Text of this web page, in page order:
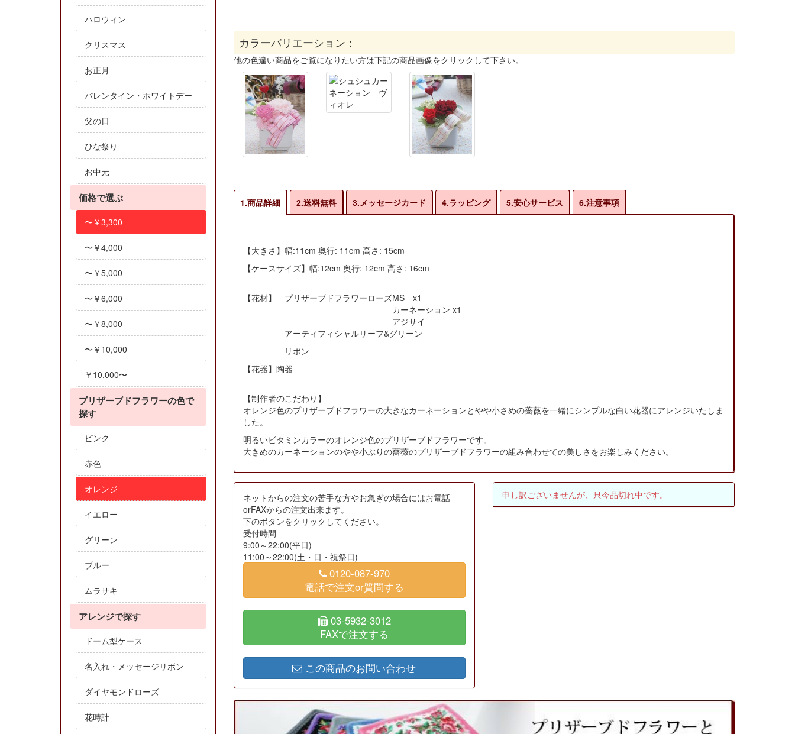
カラーバリエーション：
他の色違い商品をご覧になりたい方は下記の商品画像をクリックして下さい。
1.商品詳細 2.送料無料 3.メッセージカード 4.ラッピング 5.安心サービス 6.注意事項
【大きさ】幅:11cm 奥行: 11cm 高さ: 15cm
【ケースサイズ】幅:12cm 奥行: 12cm 高さ: 16cm
【花材】 プリザーブドフラワーローズMS x1
カーネーション x1
アジサイ
アーティフィシャルリーフ&グリーン
リボン
【花器】陶器
【制作者のこだわり】
オレンジ色のプリザーブドフラワーの大きなカーネーションとやや小さめの薔薇を一緒にシンプルな白い花器にアレンジいたしま
した。
明るいビタミンカラーのオレンジ色のプリザーブドフラワーです。
大きめのカーネーションのやや小ぶりの薔薇のプリザーブドフラワーの組み合わせての美しさをお楽しみください。
ネットからの注文の苦手な方やお急ぎの場合にはお電話
orFAXからの注文出来ます。
下のボタンをクリックしてください。
受付時間
9:00～22:00(平日)
11:00～22:00(土・日・祝祭日)
0120-087-970
電話で注文or質問する
03-5932-3012
FAXで注文する
この商品のお問い合わせ
申し訳ございませんが、只今品切れ中です。
ハロウィン
クリスマス
お正月
バレンタイン・ホワイトデー
父の日
ひな祭り
お中元
価格で選ぶ
〜￥3,300
〜￥4,000
〜￥5,000
〜￥6,000
〜￥8,000
〜￥10,000
￥10,000〜
プリザーブドフラワーの色で
探す
ピンク
赤色
オレンジ
イエロー
グリーン
ブルー
ムラサキ
アレンジで探す
ドーム型ケース
名入れ・メッセージリボン
ダイヤモンドローズ
花時計